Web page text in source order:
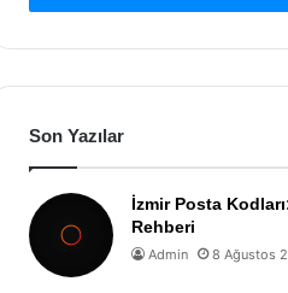
Son Yazılar
İzmir Posta
Rehberi
Admin 8 Ağustos